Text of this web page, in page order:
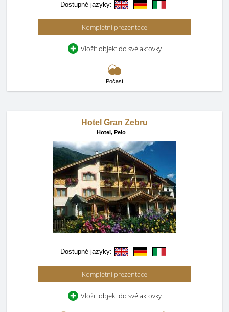
Dostupné jazyky:
Kompletní prezentace
Vložit objekt do své aktovky
Počasí
Hotel Gran Zebru
Hotel, Peio
Dostupné jazyky:
Kompletní prezentace
Vložit objekt do své aktovky